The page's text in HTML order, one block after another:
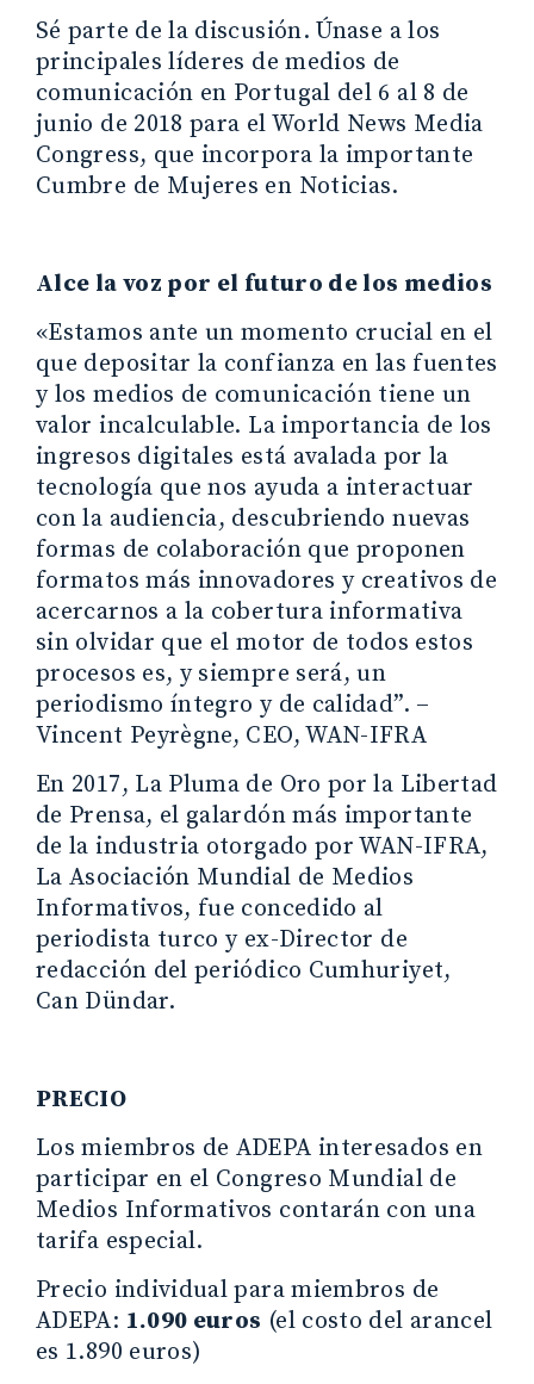
Sé parte de la discusión. Únase a los
principales líderes de medios de
comunicación en Portugal del 6 al 8 de
junio de 2018 para el World News Media
Congress, que incorpora la importante
Cumbre de Mujeres en Noticias.
Alce la voz por el futuro de los medios
«Estamos ante un momento crucial en el
que depositar la confianza en las fuentes
y los medios de comunicación tiene un
valor incalculable. La importancia de los
ingresos digitales está avalada por la
tecnología que nos ayuda a interactuar
con la audiencia, descubriendo nuevas
formas de colaboración que proponen
formatos más innovadores y creativos de
acercarnos a la cobertura informativa
sin olvidar que el motor de todos estos
procesos es, y siempre será, un
periodismo íntegro y de calidad”. –
Vincent Peyrègne, CEO, WAN-IFRA
En 2017, La Pluma de Oro por la Libertad
de Prensa, el galardón más importante
de la industria otorgado por WAN-IFRA,
La Asociación Mundial de Medios
Informativos, fue concedido al
periodista turco y ex-Director de
redacción del periódico Cumhuriyet,
Can Dündar.
PRECIO
Los miembros de ADEPA interesados en
participar en el Congreso Mundial de
Medios Informativos contarán con una
tarifa especial.
Precio individual para miembros de
ADEPA: 1.090 euros (el costo del arancel
es 1.890 euros)